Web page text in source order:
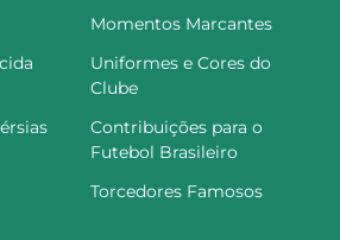
Momentos Marcantes
Uniformes e Cores do
Clube
Contribuições para o
Futebol Brasileiro
Torcedores Famosos